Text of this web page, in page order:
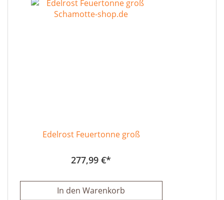
Edelrost Feuertonne groß
277,99 €
In den Warenkorb